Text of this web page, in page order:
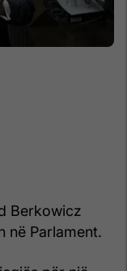
Berkowicz
në Parlament.